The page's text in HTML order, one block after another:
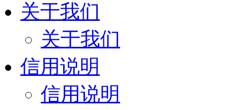
关于我们
关于我们
信用说明
信用说明